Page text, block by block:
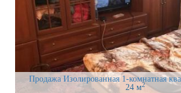
Продажа Изолированная 1-комнатная
24 м2